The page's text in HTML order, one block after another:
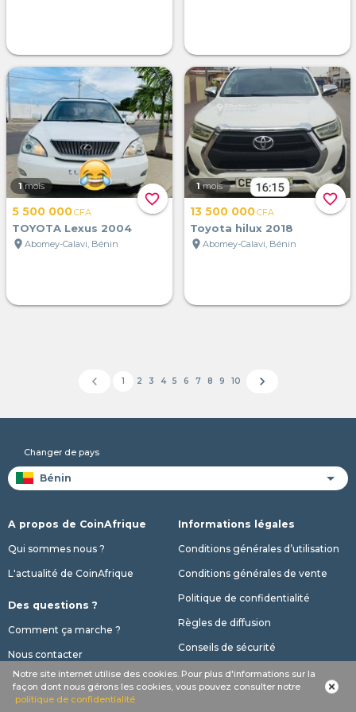
favorite_border
1 mois
5 500 000CFA
TOYOTA Lexus 2004
location_on Abomey-Calavi, Bénin
favorite_border
1 mois
13 500 000CFA
Toyota hilux 2018
location_on Abomey-Calavi, Bénin
chevron_left 1 2 3 4 5 6 7 8 9 10 chevron_right
Notre site internet utilise des cookies. Pour plus d'informations sur la
façon dont nous gérons les cookies, vous pouvez consulter notre
politique de confidentialité
Changer de pays
A propos de CoinAfrique
Qui sommes nous ?
L'actualité de CoinAfrique
Des questions ?
Comment ça marche ?
Nous contacter
Informations légales
Conditions générales d’utilisation
Conditions générales de vente
Politique de confidentialité
Règles de diffusion
Conseils de sécurité
Nos offres